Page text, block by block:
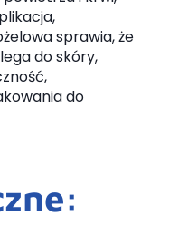
sprawia, że
do skóry,
do